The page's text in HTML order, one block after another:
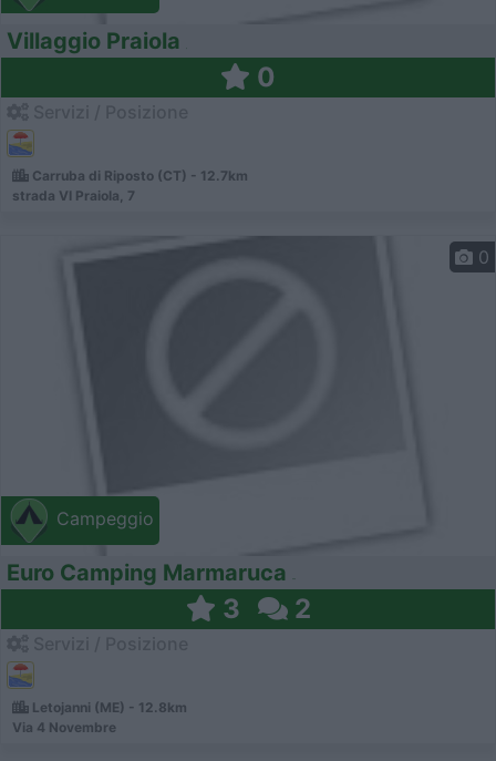
Villaggio Praiola
0
Carruba di Riposto (CT) - 12.7km
strada VI Praiola, 7
Campeggio
0
Euro Camping Marmaruca
3 2
Letojanni (ME) - 12.8km
Via 4 Novembre